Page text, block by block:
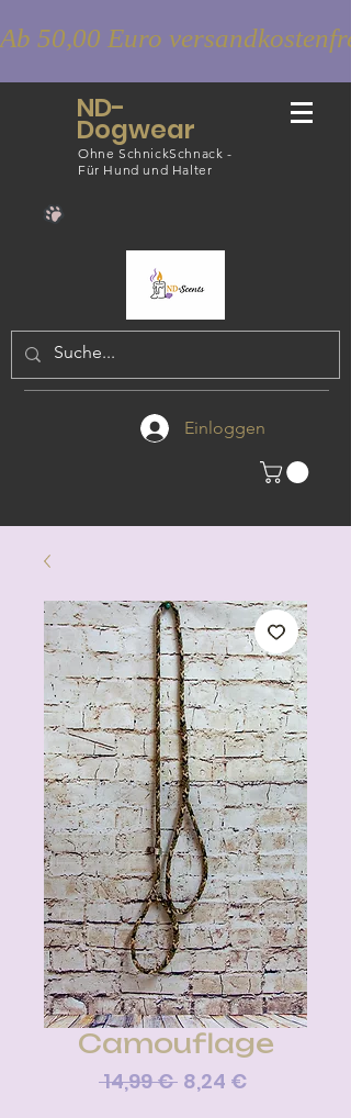
Ab 50,00 Euro versandkostenfrei
ND-
Dogwear
Ohne SchnickSchnack -
Für Hund und Halter
Einloggen
Camouflage
14,99 € Standardpreis
8,24 €Sale-